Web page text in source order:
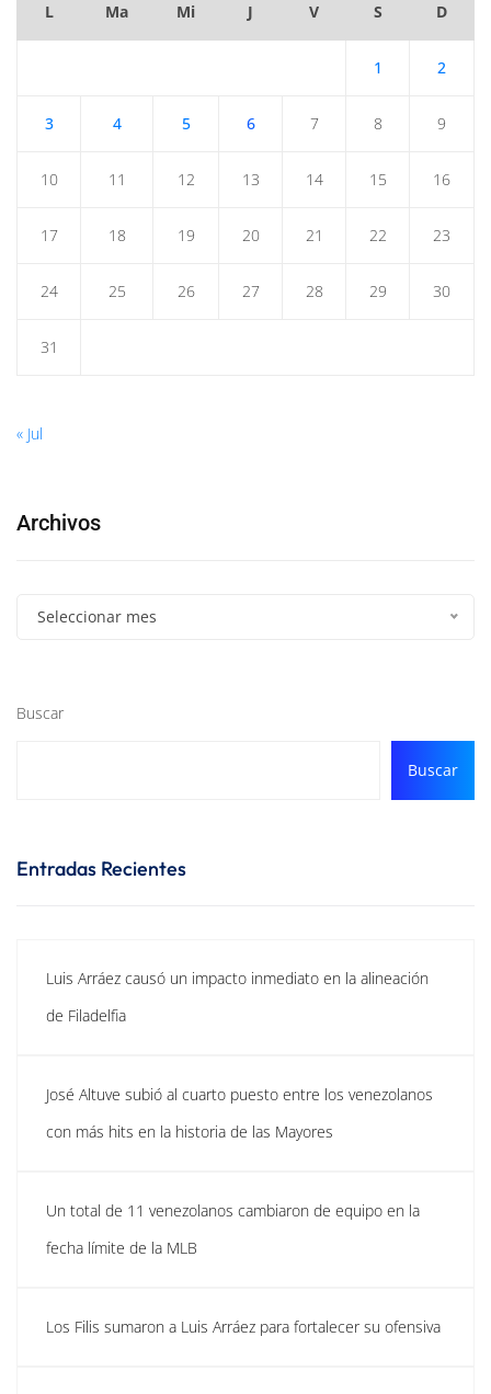
L Ma Mi J V S D
1 2
3 4 5 6 7 8 9
10 11 12 13 14 15 16
17 18 19 20 21 22 23
24 25 26 27 28 29 30
31
« Jul
Archivos
Seleccionar mes
Buscar
Buscar
Entradas Recientes
Luis Arráez causó un impacto inmediato en la alineación
de Filadelfia
José Altuve subió al cuarto puesto entre los venezolanos
con más hits en la historia de las Mayores
Un total de 11 venezolanos cambiaron de equipo en la
fecha límite de la MLB
Los Filis sumaron a Luis Arráez para fortalecer su ofensiva